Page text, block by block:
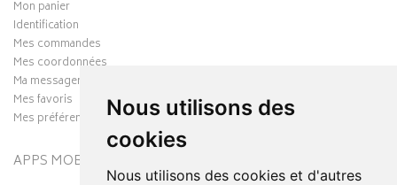
Nous utilisons des
cookies
Nous utilisons des cookies et d'autres
Mon panier
Identification
Mes commandes
Mes coordonnées
Ma messagerie
Mes favoris
Mes préférences Cookies
APPS MOBILES